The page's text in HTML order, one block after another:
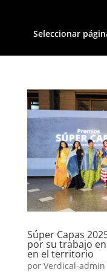
Seleccionar
Súper Capas
por su trabajo
en el territorio
por Verdical-admin